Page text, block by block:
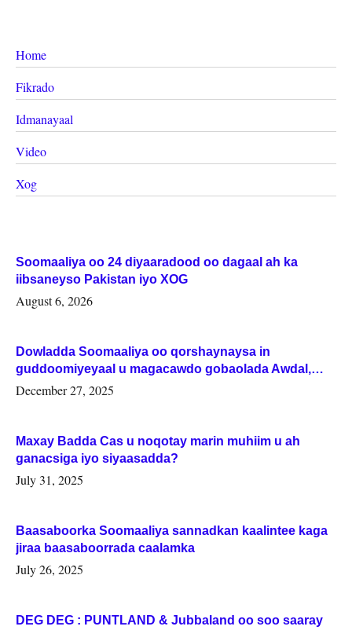
Home
Fikrado
Idmanayaal
Video
Xog
Soomaaliya oo 24 diyaaradood oo dagaal ah ka
iibsaneyso Pakistan iyo XOG
August 6, 2026
Dowladda Soomaaliya oo qorshaynaysa in
guddoomiyeyaal u magacawdo gobaolada Awdal,
Woqooyi Galbeed iyo Togdheer.
December 27, 2025
Maxay Badda Cas u noqotay marin muhiim u ah
ganacsiga iyo siyaasadda?
July 31, 2025
Baasaboorka Soomaaliya sannadkan kaalintee kaga
jiraa baasaboorrada caalamka
July 26, 2025
DEG DEG : PUNTLAND & Jubbaland oo soo saaray